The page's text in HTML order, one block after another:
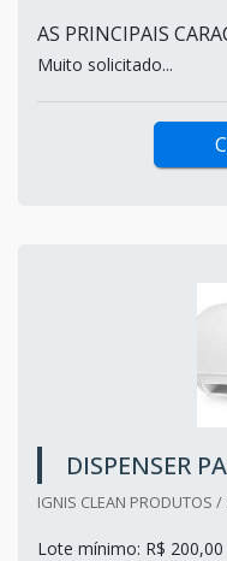
AS PRINCIPAIS
Muito solicitado...
DISPENSER
IGNIS CLEAN PRODUTOS
Lote mínimo: R$ 200,00